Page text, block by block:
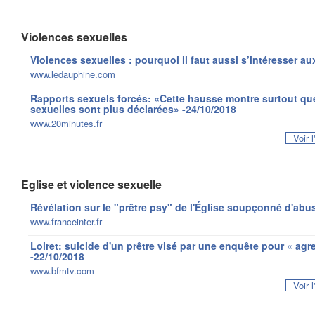
Violences sexuelles
Violences sexuelles : pourquoi il faut aussi s’intéresser
www.ledauphine.com
Rapports sexuels forcés: «Cette hausse montre surtout
sexuelles sont plus déclarées» -24/10/2018
www.20minutes.fr
Voir
Eglise et violence sexuelle
Révélation sur le "prêtre psy" de l'Église soupçonné
www.franceinter.fr
Loiret: suicide d'un prêtre visé par une enquête pour «
-22/10/2018
www.bfmtv.com
Voir